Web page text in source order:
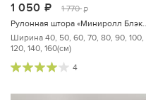
1 050 руб.
1 770 руб.
Ширина 40, 50, 60, 70, 80, 90, 100,
120, 140, 160(см)
4